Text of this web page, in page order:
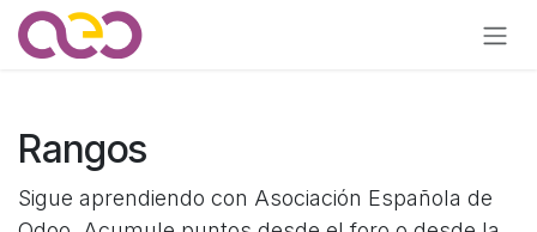
Ir al contenido
Rangos
Sigue aprendiendo con Asociación Española de